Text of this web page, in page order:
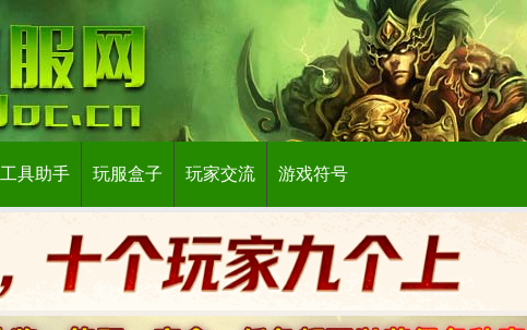
工具助手 玩服盒子 玩家交流 游戏符号